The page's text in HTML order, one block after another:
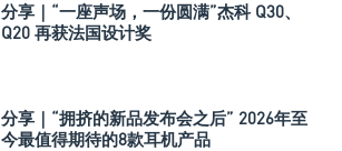
分享｜“一座声场，一份圆满”杰科 Q30、
Q20 再获法国设计奖
分享｜“拥挤的新品发布会之后” 2026年至
今最值得期待的8款耳机产品